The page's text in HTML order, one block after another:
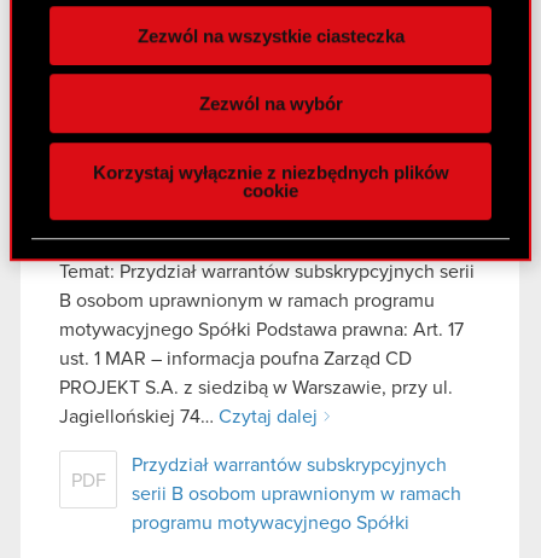
funkcje społecznościowe i analizować ruch w
naszej witrynie. Informacje o tym, jak korzystasz
z naszej witryny, udostępniamy partnerom
społecznościowym, reklamowym i analitycznym.
Partnerzy mogą połączyć te informacje z innymi
danymi otrzymanymi od Ciebie lub uzyskanymi
podczas korzystania z ich usług. Kontynuując
korzystanie z naszej witryny, zgadasz się na
używanie plików cookie.
Zezwól na wszystkie ciasteczka
Zezwól na wybór
Korzystaj wyłącznie z niezbędnych plików
cookie
Zapis audio webcastu Grupy CD
PROJEKT - wyniki H1 2020 [EN]
Transkrypt audio webcastu Grupy CD
PROJEKT - wyniki H1 2020
Raport bieżący nr 29/2020
Temat: Przydział warrantów subskrypcyjnych serii
B osobom uprawnionym w ramach programu
motywacyjnego Spółki Podstawa prawna: Art. 17
ust. 1 MAR – informacja poufna Zarząd CD
PROJEKT S.A. z siedzibą w Warszawie, przy ul.
Jagiellońskiej 74… Czytaj dalej
PDF
Przydział warrantów subskrypcyjnych
serii B osobom uprawnionym w ramach
programu motywacyjnego Spółki